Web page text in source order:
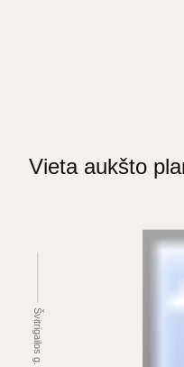
Vieta aukšto
Švitrigailos g.